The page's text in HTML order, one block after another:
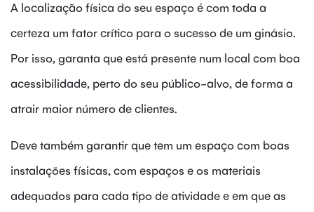
A localização física do seu espaço é com toda a
certeza um fator crítico para o sucesso de um ginásio.
Por isso, garanta que está presente num local com boa
acessibilidade, perto do seu público-alvo, de forma a
atrair maior número de clientes.
Deve também garantir que tem um espaço com boas
instalações físicas, com espaços e os materiais
adequados para cada tipo de atividade e em que as